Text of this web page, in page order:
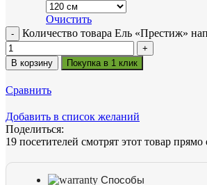
Очистить
Количество товара Ель «Престиж»
В корзину Покупка в 1 клик
Сравнить
Добавить в список желаний
Поделиться:
19 посетителей смотрят этот товар прямо
Способы